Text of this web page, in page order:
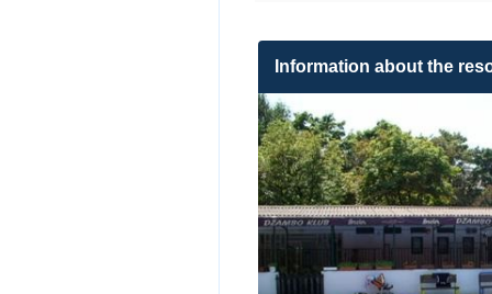
Information about the